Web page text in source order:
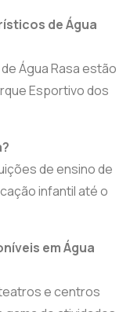
de Água
Água Rasa estão
Esportivo dos
de ensino de
infantil até o
em Água
e centros